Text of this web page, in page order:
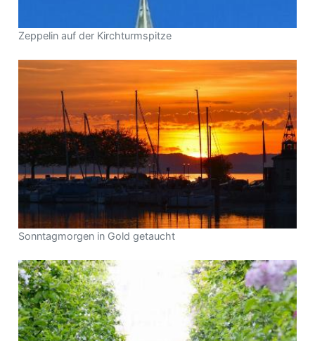
Zeppelin auf der Kirchturmspitze
Sonntagmorgen in Gold getaucht